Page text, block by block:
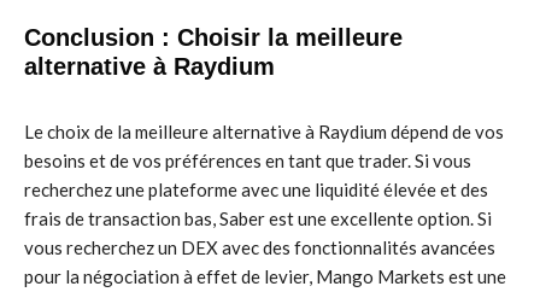
Conclusion : Choisir la meilleure
alternative à Raydium
Le choix de la meilleure alternative à Raydium dépend de vos
besoins et de vos préférences en tant que trader. Si vous
recherchez une plateforme avec une liquidité élevée et des
frais de transaction bas, Saber est une excellente option. Si
vous recherchez un DEX avec des fonctionnalités avancées
pour la négociation à effet de levier, Mango Markets est une